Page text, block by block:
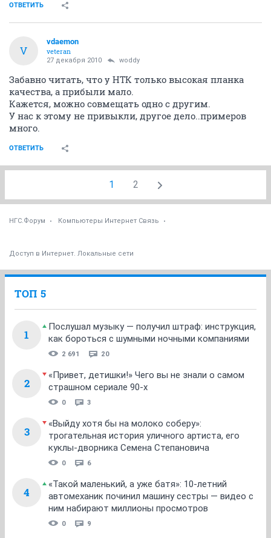
ОТВЕТИТЬ
V
vdaemon
veteran
27 декабря 2010 woddy
Забавно читать, что у НТК только высокая планка
качества, а прибыли мало.
Кажется, можно совмещать одно с другим.
У нас к этому не привыкли, другое дело..примеров
много.
ОТВЕТИТЬ
1 2
НГС.Форум Компьютеры Интернет Связь
Доступ в Интернет. Локальные сети
ТОП 5
1
Послушал музыку — получил штраф: инструкция,
как бороться с шумными ночными компаниями
2 691 20
2
«Привет, детишки!» Чего вы не знали о самом
страшном сериале 90-х
0 3
3
«Выйду хотя бы на молоко соберу»:
трогательная история уличного артиста, его
куклы-дворника Семена Степановича
0 6
4
«Такой маленький, а уже батя»: 10-летний
автомеханик починил машину сестры — видео с
ним набирают миллионы просмотров
0 9